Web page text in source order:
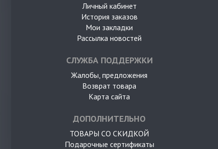
Личный кабинет
История заказов
Мои закладки
Рассылка новостей
СЛУЖБА ПОДДЕРЖКИ
Жалобы, предложения
Возврат товара
Карта сайта
ДОПОЛНИТЕЛЬНО
ТОВАРЫ СО СКИДКОЙ
Подарочные сертификаты